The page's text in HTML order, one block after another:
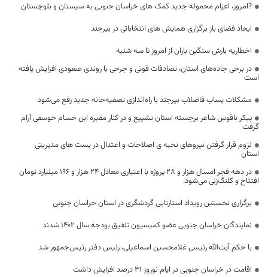
?امروز، اعزام محموله جدید کمک های خراسان جنوبی به سیستان و بلوچستان
ایجاد فضای باز برگزاری همایش های انتخاباتی در بیرجند
اخطاریه بارش سنگین باران از امروز تا سه شنبه
در برخی جاده‌های استان، تصادفات فوتی و جرحی با روندی صعودی افزایش یافته
است
مشکلات پساب فاضلاب بیرجند با راه‌اندازی تصفیه‌خانه جدید رفع می‌شود
پیکر ناقوس شاعر برجسته استان تشییع و در کنار مقبره ابن حسام خوسفی آرام
گرفت
لزوم قرار گرفتن نیروهای نخبه ی اصلاحات و اعتدال در پست های مدیریتی
استان
در دهه فجر امسال هزار و ۲۸ پروژه با اعتباری معادل ۲۴ هزار و ۱۹۶ میلیارد تومان
افتتاح و کلنگ‌زنی می‌شود.
برگزاری نخستین رویداد استارتاپی گردشگری در استان خراسان جنوبی
نمایندگان خراسان جنوبی عضو کمیسیون تلفیق بودجه سال 1402 شدند
با حکم آیت‌الله رئیسی غلامحسین اسماعیلی، رئیس دفتر رئیس‌جمهور شد
اقامت در خراسان جنوبی در ایام نوروز ۳۱ درصد افزایش داشت